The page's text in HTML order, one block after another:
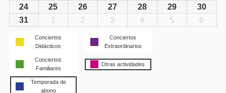
24
25 26 27 28 29
30
31
1 2 3 4 5 6
Conciertos
Didácticos
Conciertos
Extraordinarios
Conciertos
Familiares
Otras actividades
Temporada de
abono